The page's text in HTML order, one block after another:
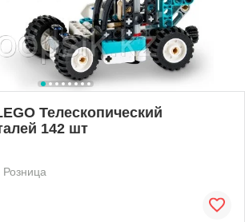
Телескопический
142 шт
Розница